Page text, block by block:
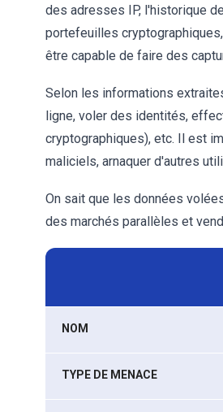
des adresses IP, l'historique
portefeuilles
être capable de faire des
Selon les informations
ligne, voler des identités,
cryptographiques), etc. Il est
maliciels, arnaquer d'autres
On sait que les données
des marchés parallèles et
NOM
TYPE DE MENACE